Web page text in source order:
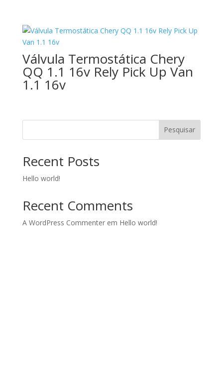
Válvula Termostática Chery
QQ 1.1 16v Rely Pick Up Van
1.1 16v
Pesquisar
Recent Posts
Hello world!
Recent Comments
A WordPress Commenterem Hello world!